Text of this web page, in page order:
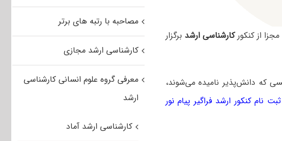
از کنکورکارشناسی ارشد برگزار
که دانش‌پذیر نامیده می‌شوند،
نام کنکور ارشد فراگیر پیام نور
مصاحبه با رتبه های برتر
کارشناسی ارشد مجازی
معرفی گروه علوم انسانی کارشناسی
ارشد
کارشناسی ارشد آماد